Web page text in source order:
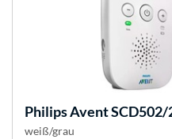
PhilipsAvent SCD502/
weiß/grau